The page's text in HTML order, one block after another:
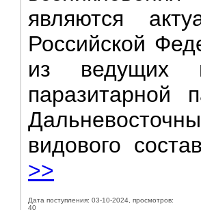
являются
Российской
из ведущих
паразитарной
видового
>>
Дата поступления: 03-10-2024, просмотров:
40